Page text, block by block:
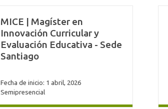
MICE | Magíster en
Innovación Curricular y
Evaluación Educativa - Sede
Santiago
Fecha de inicio: 1 abril, 2026
Semipresencial